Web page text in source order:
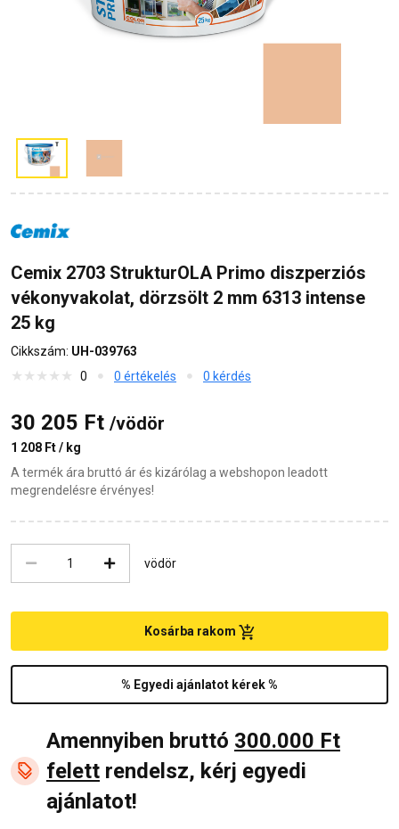
Cemix 2703 StrukturOLA Primo diszperziós
vékonyvakolat, dörzsölt 2 mm 6313 intense
25 kg
Cikkszám: UH-039763
0
0 értékelés 0 kérdés
30 205 Ft /vödör
1 208 Ft / kg
A termék ára bruttó ár és kizárólag a webshopon leadott
megrendelésre érvényes!
vödör
% Egyedi ajánlatot kérek %
Kosárba rakom
Amennyiben bruttó 300.000 Ft
felett rendelsz, kérj egyedi
ajánlatot!